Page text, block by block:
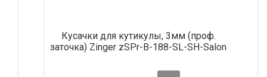
Кусачки для кутикулы, 3мм (проф.
заточка) Zinger zSPr-B-188-SL-SH-Salon